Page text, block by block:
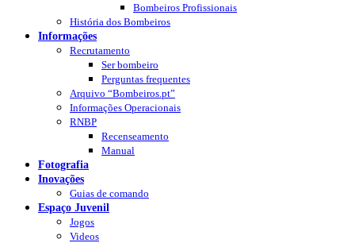
Bombeiros Profissionais
História dos Bombeiros
Informações
Recrutamento
Ser bombeiro
Perguntas frequentes
Arquivo “Bombeiros.pt”
Informações Operacionais
RNBP
Recenseamento
Manual
Fotografia
Inovações
Guias de comando
Espaço Juvenil
Jogos
Videos